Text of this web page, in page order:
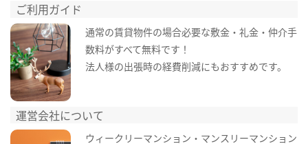
ご利用ガイド
通常の賃貸物件の場合必要な敷金・礼金・仲介手
数料がすべて無料です！
法人様の出張時の経費削減にもおすすめです。
運営会社について
ウィークリーマンション・マンスリーマンション